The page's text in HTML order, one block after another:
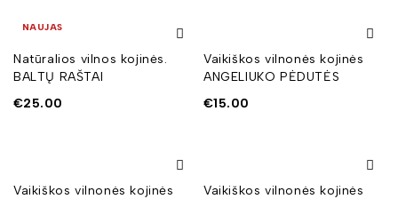
NAUJAS
Natūralios vilnos kojinės.
BALTŲ RAŠTAI
€25.00
Vaikiškos vilnonės kojinės
ANGELIUKO PĖDUTĖS
€15.00
Vaikiškos vilnonės kojinės
Vaikiškos vilnonės kojinės